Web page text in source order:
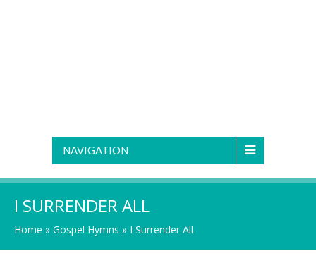
NAVIGATION
I SURRENDER ALL
Home » Gospel Hymns » I Surrender All